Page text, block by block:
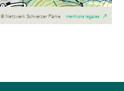
n/b
© Netzwerk Schweizer Pärke mentions légales